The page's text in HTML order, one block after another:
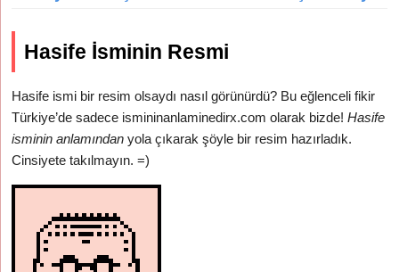
Hasife İsminin Resmi
Hasife ismi bir resim olsaydı nasıl görünürdü? Bu eğlenceli fikir
Türkiye’de sadece ismininanlaminedirx.com olarak bizde!Hasife
isminin anlamından yola çıkarak şöyle bir resim hazırladık.
Cinsiyete takılmayın. =)